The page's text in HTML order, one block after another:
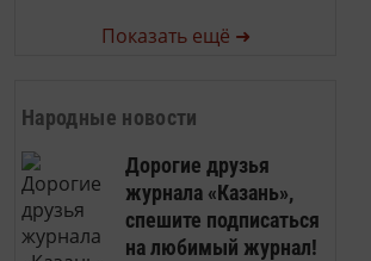
Показать ещё ➜
Народные новости
Дорогие друзья
журнала «Казань»,
спешите подписаться
на любимый журнал!